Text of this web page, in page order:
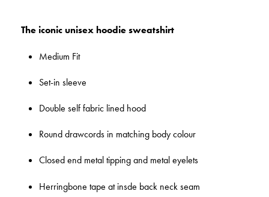
The iconic unisex hoodie sweatshirt
Medium Fit
Set-in sleeve
Double self fabric lined hood
Round drawcords in matching body colour
Closed end metal tipping and metal eyelets
Herringbone tape at insde back neck seam